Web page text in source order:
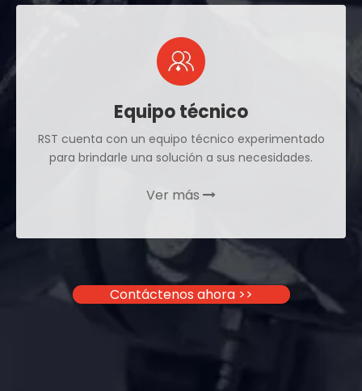
Equipo técnico
RST cuenta con un equipo técnico experimentado
para brindarle una solución a sus necesidades.
Ver más 
Contáctenos ahora >>